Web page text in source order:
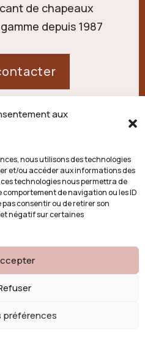
aux
nous utilisons des technologies
et/ou accéder aux informations des
technologies nous permettra de
de navigation ou les ID
consentir ou de retirer son
négatif sur certaines
préférences
de chapeaux
depuis 1987
Palisse,
confidentialité
générales